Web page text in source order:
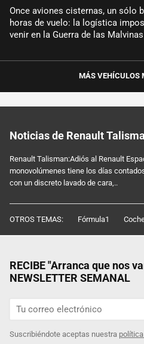
Once aviones cisternas, un sólo
horas de vuelo: la logística
venir en la Guerra de las Malvinas
MÁS VEHÍCULOS
Noticias de Renault
Renault Talisman:Adiós al Renault
monovolúmenes tiene los días
con un discreto lavado de cara,..
OTROS TEMAS: Fórmula1
RECIBE "Arranca que nos
NEWSLETTER SEMANAL
Suscribiéndote aceptas nuestra